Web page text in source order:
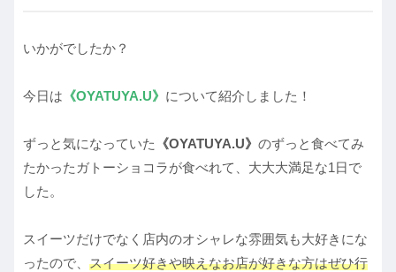
いかがでしたか？
今日は 《OYATUYA.U》 について紹介しました！
ずっと気になっていた 《OYATUYA.U》 のずっと食べてみ
たかったガトーショコラが食べれて、大大大満足な1日で
した。
スイーツだけでなく店内のオシャレな雰囲気も大好きにな
ったので、 スイーツ好きや映えなお店が好きな方はぜひ行